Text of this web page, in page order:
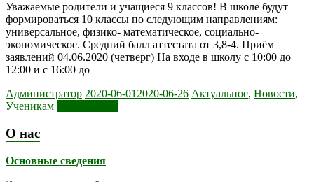
Уважаемые родители и учащиеся 9 классов! В школе будут
формироваться 10 классы по следующим направлениям:
универсальное, физико- математическое, социально-
экономическое. Средний балл аттестата от 3,8-4. Приём
заявлений 04.06.2020 (четверг) На входе в школу с 10:00 до
12:00 и с 16:00 до
Администратор 2020-06-01 2020-06-26 Актуальное, Новости,
Ученикам
О нас
Основные сведения